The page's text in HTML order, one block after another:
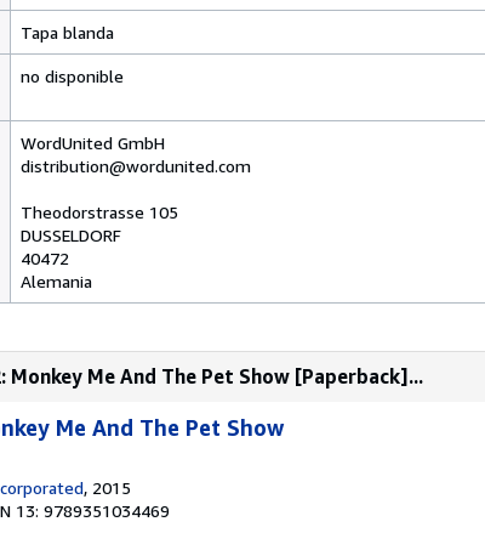
Tapa blanda
no disponible
WordUnited GmbH
distribution@wordunited.com
Theodorstrasse 105
DUSSELDORF
40472
Alemania
Me And The Pet Show [Paperback]...
Me And The Pet Show
, 2015
13: 9789351034469